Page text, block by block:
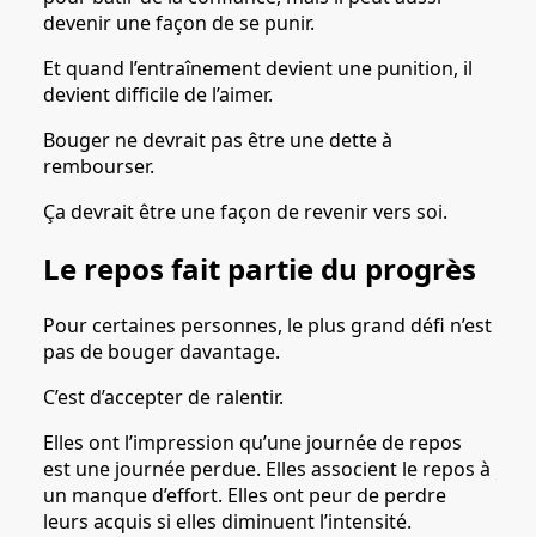
devenir une façon de se punir.
Et quand l’entraînement devient une punition, il
devient difficile de l’aimer.
Bouger ne devrait pas être une dette à
rembourser.
Ça devrait être une façon de revenir vers soi.
Le repos fait partie du progrès
Pour certaines personnes, le plus grand défi n’est
pas de bouger davantage.
C’est d’accepter de ralentir.
Elles ont l’impression qu’une journée de repos
est une journée perdue. Elles associent le repos à
un manque d’effort. Elles ont peur de perdre
leurs acquis si elles diminuent l’intensité.